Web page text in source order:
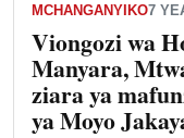
MCHANGANYIKO7
Viongozi wa
Manyara,
ziara ya
ya Moyo